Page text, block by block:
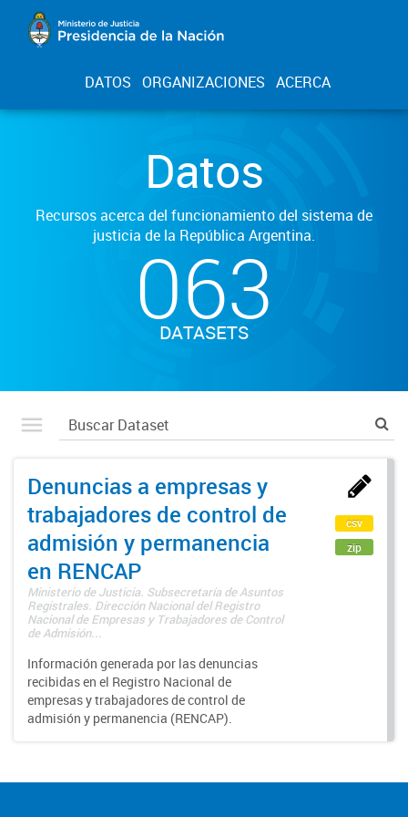
DATOS ORGANIZACIONES ACERCA
Datos
Recursos acerca del funcionamiento del sistema de
justicia de la República Argentina.
063
DATASETS
Denuncias a empresas y
trabajadores de control de
admisión y permanencia
en RENCAP
Ministerio de Justicia. Subsecretaría de Asuntos
Registrales. Dirección Nacional del Registro
Nacional de Empresas y Trabajadores de Control
de Admisión...
Información generada por las denuncias
recibidas en el Registro Nacional de
empresas y trabajadores de control de
admisión y permanencia (RENCAP).
csv
zip